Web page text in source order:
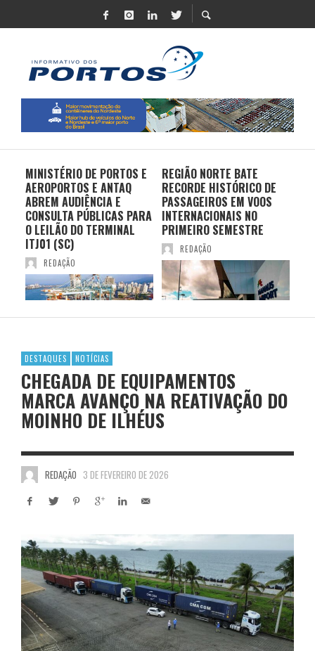
MINISTÉRIO DE PORTOS E
AEROPORTOS E ANTAQ
ABREM AUDIÊNCIA E
CONSULTA PÚBLICAS PARA
O LEILÃO DO TERMINAL
ITJ01 (SC)
REDAÇÃO
REGIÃO NORTE BATE
RECORDE HISTÓRICO DE
PASSAGEIROS EM VOOS
INTERNACIONAIS NO
PRIMEIRO SEMESTRE
REDAÇÃO
DESTAQUES NOTÍCIAS
CHEGADA DE EQUIPAMENTOS
MARCA AVANÇO NA REATIVAÇÃO DO
MOINHO DE ILHÉUS
REDAÇÃO 3 DE FEVEREIRO DE 2026